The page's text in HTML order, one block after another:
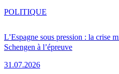
L’Espagne sous pression : la crise
Schengen à l’épreuve
31.07.2026
POLITIQUE